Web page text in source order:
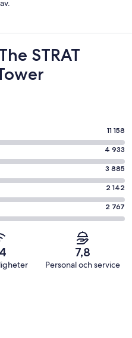
STRAT
11 158
4 933
3 885
2 142
2 767
7,8
Personal och service